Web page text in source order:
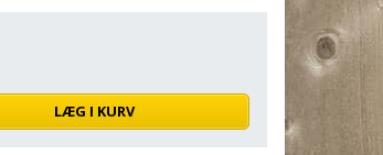
LÆG I KURV